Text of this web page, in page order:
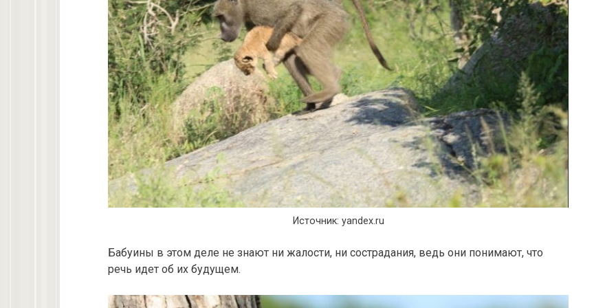
Источник: yandex.ru
Бабуины в этом деле не знают ни жалости, ни сострадания, ведь они понимают, что
речь идет об их будущем.